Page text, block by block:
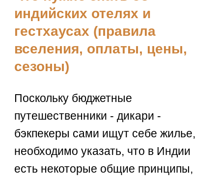
индийских отелях и
гестхаусах (правила
вселения, оплаты, цены,
сезоны)
Поскольку бюджетные
путешественники - дикари -
бэкпекеры сами ищут себе жилье,
необходимо указать, что в Индии
есть некоторые общие принципы,